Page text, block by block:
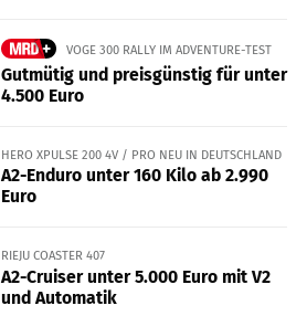
VOGE 300 RALLY IM ADVENTURE-TEST
Gutmütig und preisgünstig für unter
4.500 Euro
HERO XPULSE 200 4V / PRO NEU IN DEUTSCHLAND
A2-Enduro unter 160 Kilo ab 2.990
Euro
RIEJU COASTER 407
A2-Cruiser unter 5.000 Euro mit V2
und Automatik